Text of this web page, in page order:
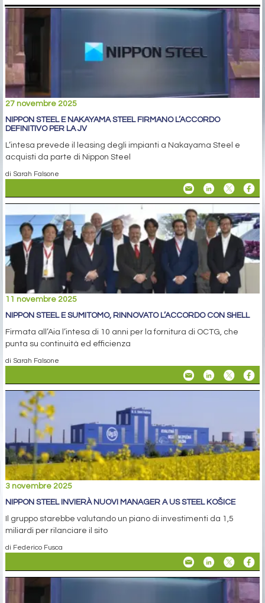
27 novembre 2025
NIPPON STEEL E NAKAYAMA STEEL FIRMANO L’ACCORDO
DEFINITIVO PER LA JV
L’intesa prevede il leasing degli impianti a Nakayama Steel e
acquisti da parte di Nippon Steel
di Sarah Falsone
11 novembre 2025
NIPPON STEEL E SUMITOMO, RINNOVATO L’ACCORDO CON SHELL
Firmata all’Aia l’intesa di 10 anni per la fornitura di OCTG, che
punta su continuità ed efficienza
di Sarah Falsone
3 novembre 2025
NIPPON STEEL INVIERÀ NUOVI MANAGER A US STEEL KOŠICE
Il gruppo starebbe valutando un piano di investimenti da 1,5
miliardi per rilanciare il sito
di Federico Fusca